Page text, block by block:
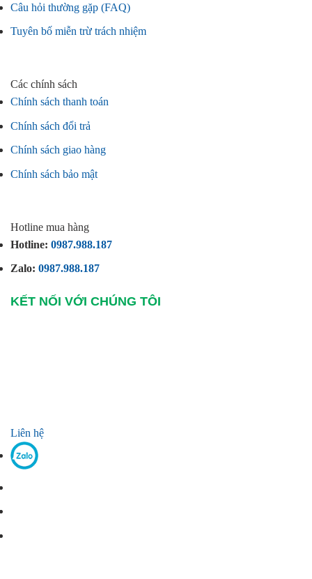
Câu hỏi thường gặp (FAQ)
Tuyên bố miễn trừ trách nhiệm
Các chính sách
Chính sách thanh toán
Chính sách đổi trả
Chính sách giao hàng
Chính sách bảo mật
Hotline mua hàng
Hotline: 0987.988.187
Zalo: 0987.988.187
KẾT NỐI VỚI CHÚNG TÔI
Liên hệ